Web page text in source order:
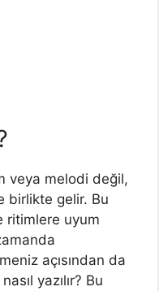
veya melodi değil,
birlikte gelir. Bu
ritimlere uyum
açısından da
yazılır? Bu